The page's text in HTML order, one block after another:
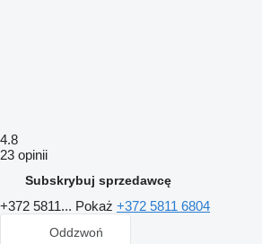
4.8
23 opinii
Subskrybuj sprzedawcę
+372 5811... Pokaż +372 5811 6804
Oddzwoń